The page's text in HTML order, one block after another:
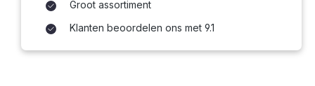
Groot assortiment
Klanten beoordelen ons met 9.1